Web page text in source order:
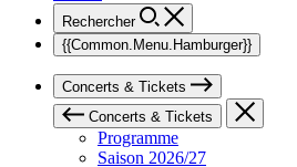
Rechercher
{{Common.Menu.Hamburger}}
Concerts & Tickets
Concerts & Tickets
Programme
Saison 2026/27